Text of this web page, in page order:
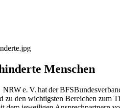
Menschen
e. V. hat der
zu den wichtigsten Bereichen zum